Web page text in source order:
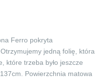
Ferro pokryta
jedną folię, która
które trzeba było jeszcze
Powierzchnia matowa